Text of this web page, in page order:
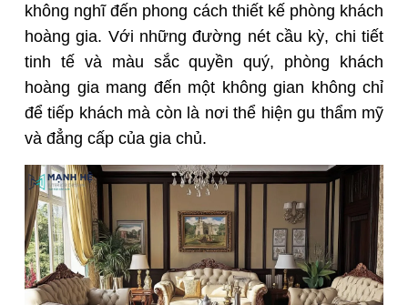
không nghĩ đến phong cách thiết kế phòng khách
hoàng gia. Với những đường nét cầu kỳ, chi tiết
tinh tế và màu sắc quyền quý, phòng khách
hoàng gia mang đến một không gian không chỉ
để tiếp khách mà còn là nơi thể hiện gu thẩm mỹ
và đẳng cấp của gia chủ.